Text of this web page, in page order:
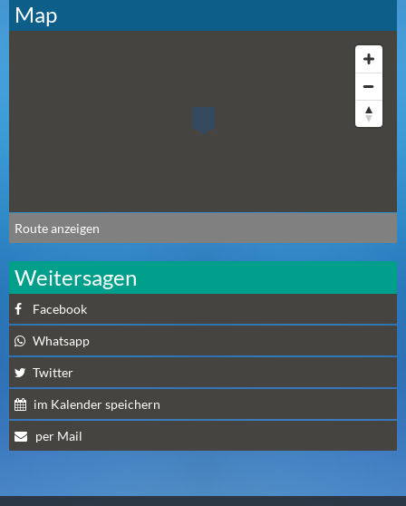
(
0
T
E
F
R
E
I
T
A
G
(
0
Map
Route anzeigen
Weitersagen
Facebook
Whatsapp
Twitter
im Kalender speichern
per Mail